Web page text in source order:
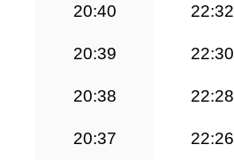
20:40 22:32
20:39 22:30
20:38 22:28
20:37 22:26